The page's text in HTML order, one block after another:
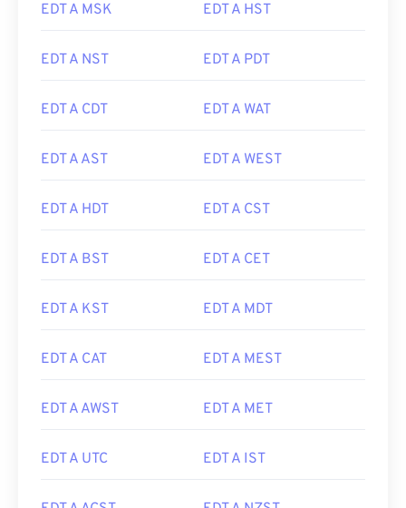
EDT A MSK EDT A HST
EDT A NST EDT A PDT
EDT A CDT EDT A WAT
EDT A AST EDT A WEST
EDT A HDT EDT A CST
EDT A BST EDT A CET
EDT A KST EDT A MDT
EDT A CAT EDT A MEST
EDT A AWST EDT A MET
EDT A UTC EDT A IST